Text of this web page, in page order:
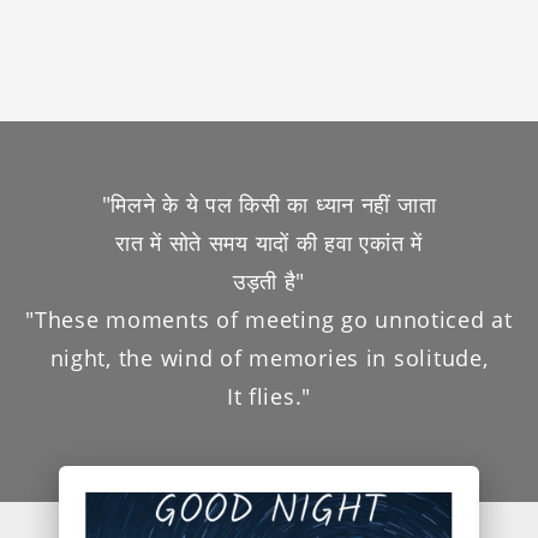
"मिलने के ये पल किसी का ध्यान नहीं जाता
रात में सोते समय यादों की हवा एकांत में
उड़ती है"
"These moments of meeting go unnoticed at
night, the wind of memories in solitude,
It flies."